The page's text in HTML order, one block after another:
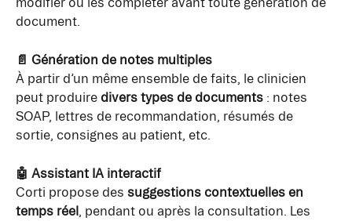
document.
📄 Génération de notes multiples
À partir d’un même ensemble de faits, le clinicien
peut produire divers types de documents : notes
SOAP, lettres de recommandation, résumés de
sortie, consignes au patient, etc.
🤖 Assistant IA interactif
Corti propose des suggestions contextuelles en
temps réel , pendant ou après la consultation. Les